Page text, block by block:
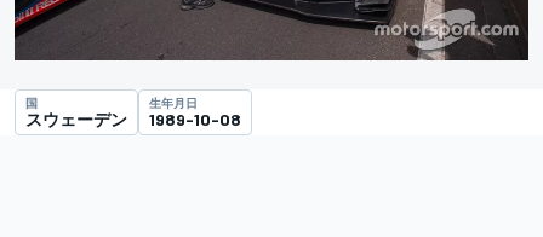
国
スウェーデン
生年月日
1989-10-08